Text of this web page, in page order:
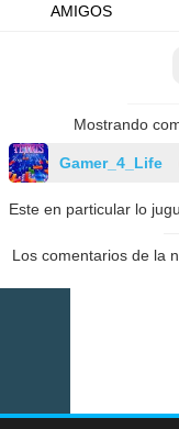
AMIGOS
Mostrando
Gamer_4_Life
Este en particular lo
Los comentarios de la